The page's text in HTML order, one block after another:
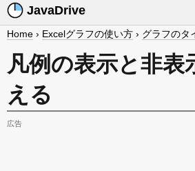
JavaDrive
Home › Excelグラフの使い方 › グラフのタ
凡例の表示と非表
える
広告